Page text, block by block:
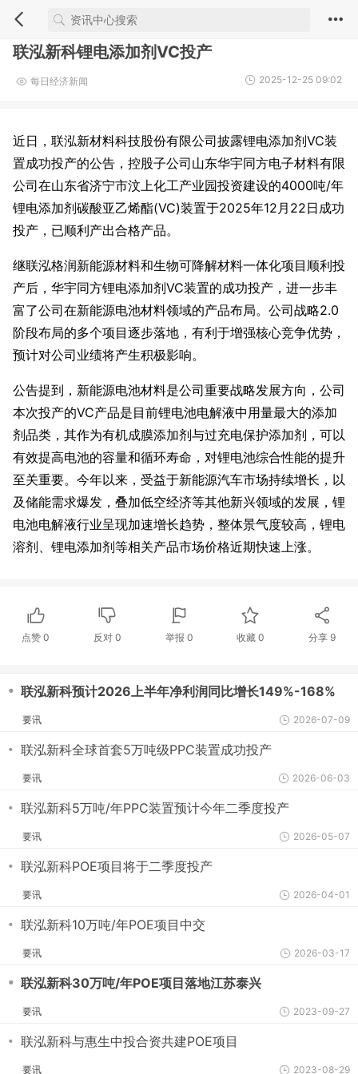
联泓新科锂电添加剂VC投产
每日经济新闻 2025-12-25 09:02
近日，联泓新材料科技股份有限公司披露锂电添加剂VC装
置成功投产的公告，控股子公司山东华宇同方电子材料有限
公司在山东省济宁市汶上化工产业园投资建设的4000吨/年
锂电添加剂碳酸亚乙烯酯(VC)装置于2025年12月22日成功
投产，已顺利产出合格产品。
继联泓格润新能源材料和生物可降解材料一体化项目顺利投
产后，华宇同方锂电添加剂VC装置的成功投产，进一步丰
富了公司在新能源电池材料领域的产品布局。公司战略2.0
阶段布局的多个项目逐步落地，有利于增强核心竞争优势，
预计对公司业绩将产生积极影响。
公告提到，新能源电池材料是公司重要战略发展方向，公司
本次投产的VC产品是目前锂电池电解液中用量最大的添加
剂品类，其作为有机成膜添加剂与过充电保护添加剂，可以
有效提高电池的容量和循环寿命，对锂电池综合性能的提升
至关重要。今年以来，受益于新能源汽车市场持续增长，以
及储能需求爆发，叠加低空经济等其他新兴领域的发展，锂
电池电解液行业呈现加速增长趋势，整体景气度较高，锂电
溶剂、锂电添加剂等相关产品市场价格近期快速上涨。
点赞0 反对 0 举报 0 收藏 0 分享9
・ 联泓新科预计2026上半年净利润同比增长149%-168%
要讯 2026-07-09
・ 联泓新科全球首套5万吨级PPC装置成功投产
要讯 2026-06-03
・ 联泓新科5万吨/年PPC装置预计今年二季度投产
要讯 2026-05-07
・ 联泓新科POE项目将于二季度投产
要讯 2026-04-01
・ 联泓新科10万吨/年POE项目中交
要讯 2026-03-17
・ 联泓新科30万吨/年POE项目落地江苏泰兴
要讯 2023-09-27
・ 联泓新科与惠生中投合资共建POE项目
要讯 2023-08-29